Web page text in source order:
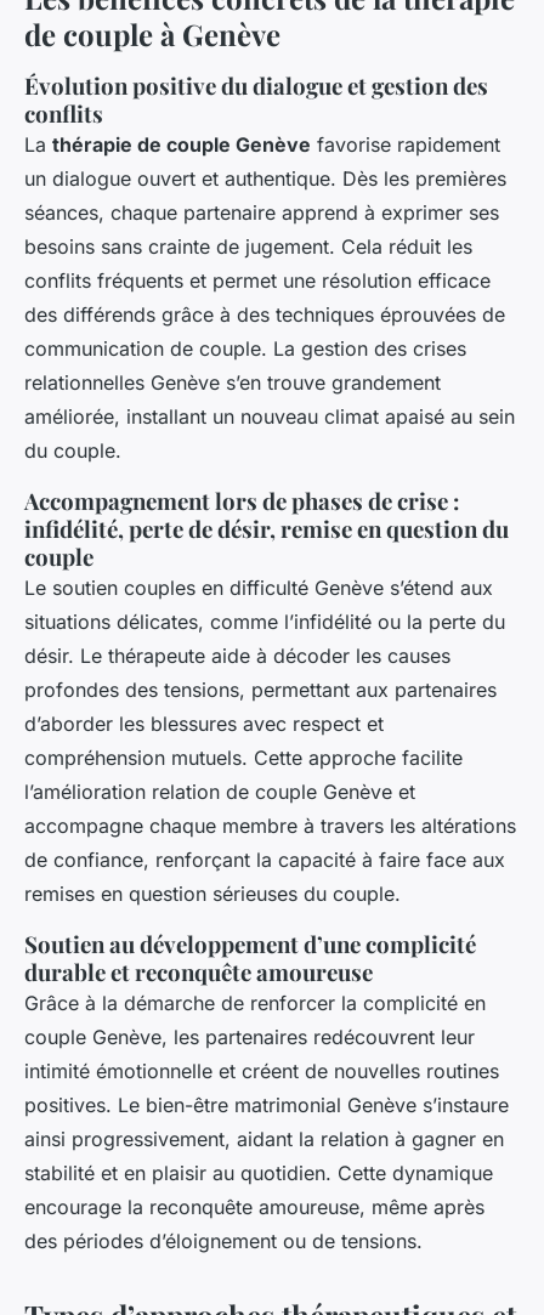
de couple à Genève
Évolution positive du dialogue et gestion des
conflits
La thérapie de couple Genève favorise rapidement
un dialogue ouvert et authentique. Dès les premières
séances, chaque partenaire apprend à exprimer ses
besoins sans crainte de jugement. Cela réduit les
conflits fréquents et permet une résolution efficace
des différends grâce à des techniques éprouvées de
communication de couple. La gestion des crises
relationnelles Genève s’en trouve grandement
améliorée, installant un nouveau climat apaisé au sein
du couple.
Accompagnement lors de phases de crise :
infidélité, perte de désir, remise en question du
couple
Le soutien couples en difficulté Genève s’étend aux
situations délicates, comme l’infidélité ou la perte du
désir. Le thérapeute aide à décoder les causes
profondes des tensions, permettant aux partenaires
d’aborder les blessures avec respect et
compréhension mutuels. Cette approche facilite
l’amélioration relation de couple Genève et
accompagne chaque membre à travers les altérations
de confiance, renforçant la capacité à faire face aux
remises en question sérieuses du couple.
Soutien au développement d’une complicité
durable et reconquête amoureuse
Grâce à la démarche de renforcer la complicité en
couple Genève, les partenaires redécouvrent leur
intimité émotionnelle et créent de nouvelles routines
positives. Le bien-être matrimonial Genève s’instaure
ainsi progressivement, aidant la relation à gagner en
stabilité et en plaisir au quotidien. Cette dynamique
encourage la reconquête amoureuse, même après
des périodes d’éloignement ou de tensions.